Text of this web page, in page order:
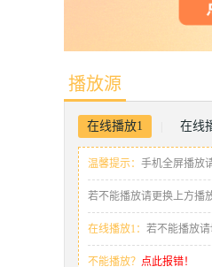
播放源
在线播放1 在线
温馨提示： 手机全屏播放
若不能播放请更换上方播
在线播放1： 若不能播放请
不能播放？ 点此报错！